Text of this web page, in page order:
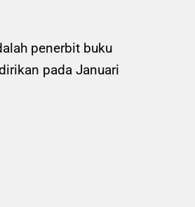
penerbit buku
pada Januari